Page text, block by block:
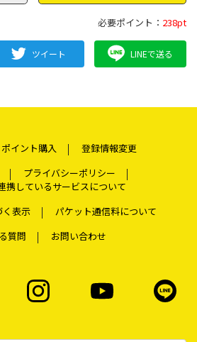
必要ポイント： 238pt
ツイート LINEで送る
ポイント購入
登録情報変更
プライバシーポリシー
携しているサービスについて
く表示
パケット通信料について
質問
お問い合わせ